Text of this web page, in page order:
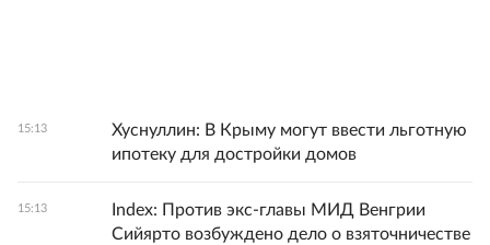
15:13
Хуснуллин: В Крыму могут ввести льготную
ипотеку для достройки домов
15:13
Index: Против экс-главы МИД Венгрии
Сийярто возбуждено дело о взяточничестве